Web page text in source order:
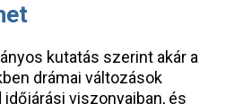
kutatás szerint akár a
drámai változások
időjárási viszonyaiban, és